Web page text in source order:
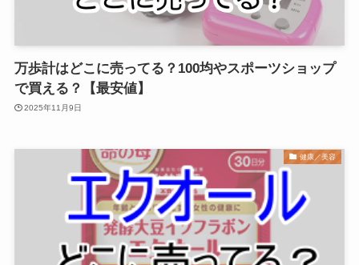
万歩計はどこに売ってる？100均やスポーツショップ
で買える？【最安値】
2025年11月9日
健康／美容